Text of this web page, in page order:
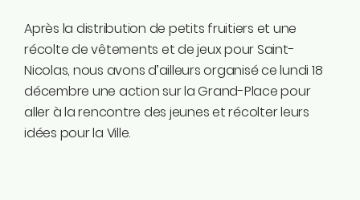
Après la distribution de petits fruitiers et une
récolte de vêtements et de jeux pour Saint-
Nicolas, nous avons d’ailleurs organisé ce lundi 18
décembre une action sur la Grand-Place pour
aller à la rencontre des jeunes et récolter leurs
idées pour la Ville.